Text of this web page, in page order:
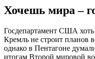
Хочешь мира –
Госдепартамент США хоть
Кремль не строит
однако в Пентагоне
итогам Второй мировой